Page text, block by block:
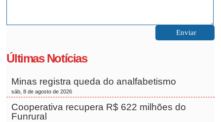
Últimas Notícias
Minas registra queda do analfabetismo
sáb, 8 de agosto de 2026
Cooperativa recupera R$ 622 milhões do
Funrural